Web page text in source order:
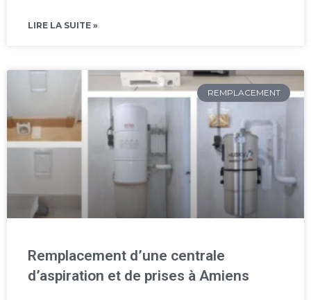
LIRE LA SUITE »
REMPLACEMENT
Remplacement d’une centrale
d’aspiration et de prises à Amiens